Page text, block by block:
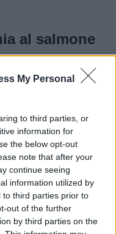
My Personal
to third parties, or
information for
the below opt-out
note that after your
continue seeing
information utilized by
to third parties prior to
out of the further
by third parties on the
al salmone
asciugandole,
eliminando la
e si trita
il burro e si
di acqua,
il tutto per